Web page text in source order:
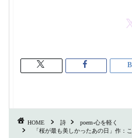
HOME 詩
poem-心を軽く
「桜が最も美しかったあの日」作：